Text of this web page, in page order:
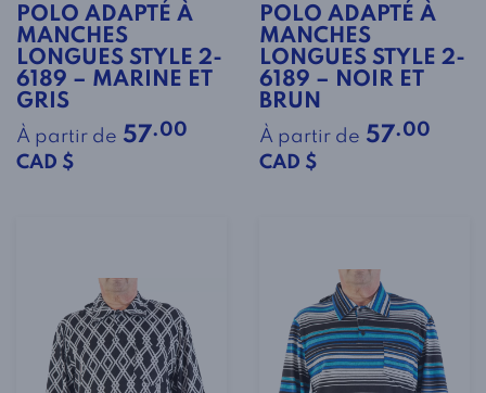
POLO ADAPTÉ À
MANCHES
LONGUES STYLE 2-
6189 – MARINE ET
GRIS
À partir de 57.00
CAD $
POLO ADAPTÉ À
MANCHES
LONGUES STYLE 2-
6189 – NOIR ET
BRUN
À partir de 57.00
CAD $